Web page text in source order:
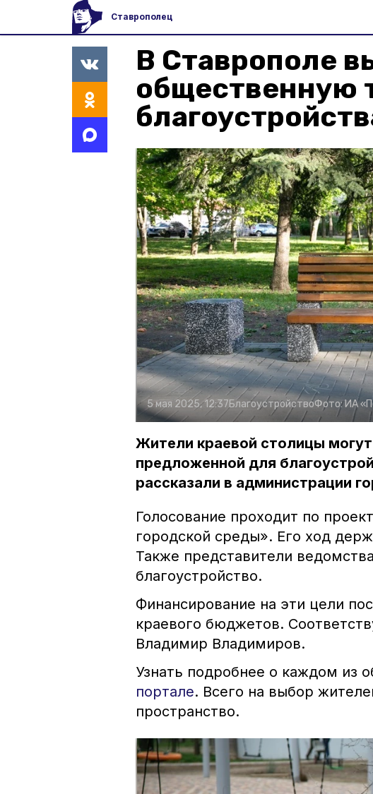
Ставрополец
В Ставрополе
общественную
5 мая 2025, 12:37БлагоустройствоФото:ИА
Жители краевой столицы
предложенной для
рассказали в администрации
Голосование проходит по
городской среды». Его ход
Также представители
благоустройство.
Финансирование на эти цели
краевого бюджетов.
Владимир Владимиров.
Узнать подробнее о каждом из
портале. Всего на выбор
пространство.